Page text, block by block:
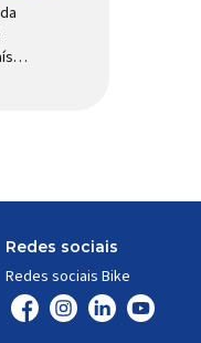
Redes sociais
Redes sociais Bike